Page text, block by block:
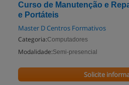
Curso de Manutenção e
e Portáteis
Master D Centros Formativos
Categoria:Computadores
Modalidade:Semi-presencial
Solicite